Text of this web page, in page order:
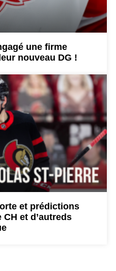
une firme
nouveau DG !
et prédictions
et d’autreds